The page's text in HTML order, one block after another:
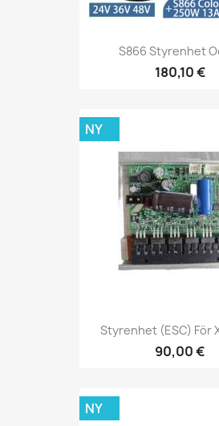
S866 Styrenhet
180,10 €
Styrenhet (ESC) För
90,00 €
NY
NY